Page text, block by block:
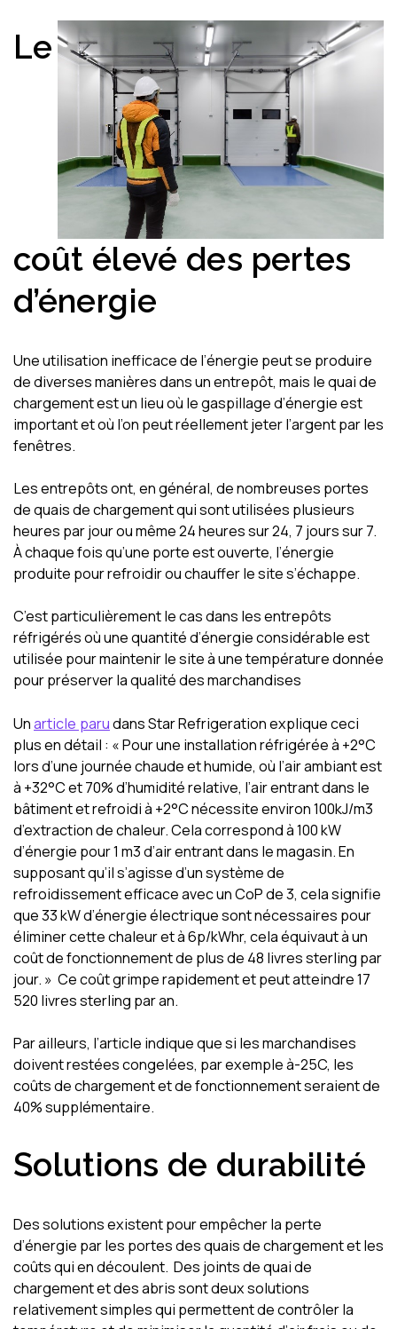
Le
coût élevé des pertes
d’énergie
Une utilisation inefficace de l’énergie peut se produire
de diverses manières dans un entrepôt, mais le quai de
chargement est un lieu où le gaspillage d’énergie est
important et où l’on peut réellement jeter l’argent par les
fenêtres.
Les entrepôts ont, en général, de nombreuses portes
de quais de chargement qui sont utilisées plusieurs
heures par jour ou même 24 heures sur 24, 7 jours sur 7.
À chaque fois qu’une porte est ouverte, l’énergie
produite pour refroidir ou chauffer le site s’échappe.
C’est particulièrement le cas dans les entrepôts
réfrigérés où une quantité d’énergie considérable est
utilisée pour maintenir le site à une température donnée
pour préserver la qualité des marchandises
Unarticle parudans Star Refrigeration explique ceci
plus en détail : « Pour une installation réfrigérée à +2°C
lors d’une journée chaude et humide, où l’air ambiant est
à +32°C et 70% d’humidité relative, l’air entrant dans le
bâtiment et refroidi à +2°C nécessite environ 100kJ/m3
d’extraction de chaleur. Cela correspond à 100 kW
d’énergie pour 1 m3 d’air entrant dans le magasin. En
supposant qu’il s’agisse d’un système de
refroidissement efficace avec un CoP de 3, cela signifie
que 33 kW d’énergie électrique sont nécessaires pour
éliminer cette chaleur et à 6p/kWhr, cela équivaut à un
coût de fonctionnement de plus de 48 livres sterling par
jour. » Ce coût grimpe rapidement et peut atteindre 17
520 livres sterling par an.
Par ailleurs, l’article indique que si les marchandises
doivent restées congelées, par exemple à-25C, les
coûts de chargement et de fonctionnement seraient de
40% supplémentaire.
Solutions de durabilité
Des solutions existent pour empêcher la perte
d’énergie par les portes des quais de chargement et les
coûts qui en découlent. Des joints de quai de
chargement et des abris sont deux solutions
relativement simples qui permettent de contrôler la